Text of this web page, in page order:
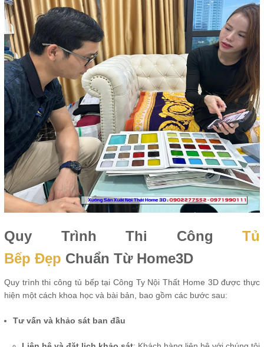
Quy Trình Thi Công Tủ
Bếp Đẹp Chuẩn Từ Home3D
Quy trình thi công tủ bếp tại Công Ty Nội Thất Home 3D được thực
hiện một cách khoa học và bài bản, bao gồm các bước sau:
Tư vấn và khảo sát ban đầu